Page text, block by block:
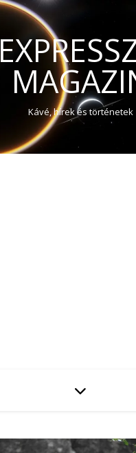
Kávé, hírek és történetek